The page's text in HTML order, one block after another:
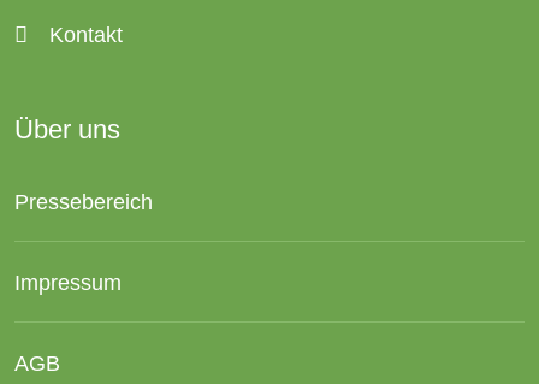
Kontakt
Über uns
Pressebereich
Impressum
AGB